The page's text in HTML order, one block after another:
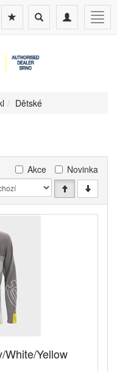
Toggle
navigation
Toggle
search
Dětské
Akce Novinka
White/Yellow